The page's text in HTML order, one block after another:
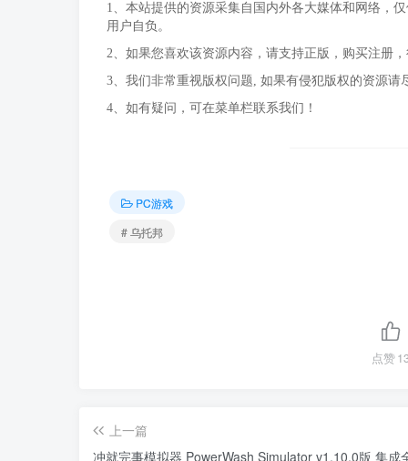
1、本站提供的资源采集自国内外各大媒体和网络，
用户自负。
2、如果您喜欢该资源内容，请支持正版，购买注册
3、我们非常重视版权问题, 如果有侵犯版权的资源
4、如有疑问，可在菜单栏联系我们！
PC游戏
# 乌托邦
点赞
上一篇
冲就完事模拟器 PowerWash Simulator v1.10.0版 集成